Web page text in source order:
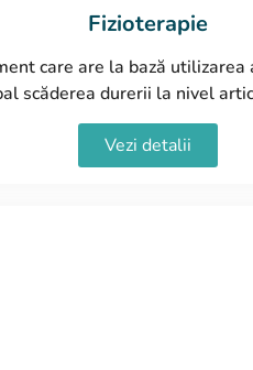
Fizioterapie
care are la bază utilizarea
scăderea durerii la nivel
Vezi detalii